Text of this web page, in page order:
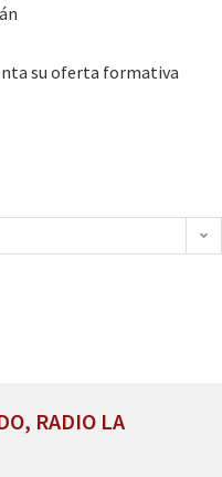
su oferta formativa
RADIO LA